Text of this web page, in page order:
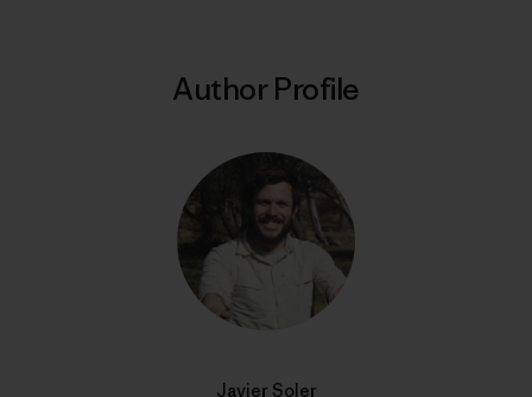
Author Profile
Javier Soler